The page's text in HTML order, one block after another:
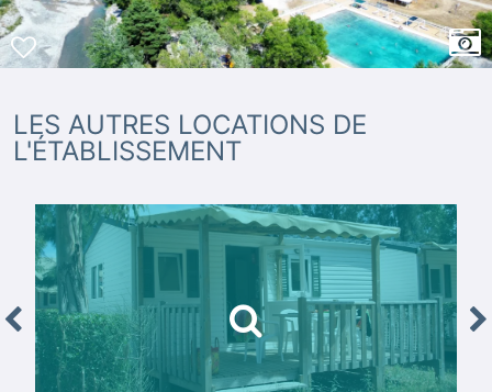
LES AUTRES LOCATIONS DE
L'ÉTABLISSEMENT